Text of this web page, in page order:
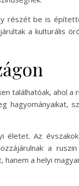
részét be is
a kulturális
találhatóak, ahol
hagyományaikat,
Az
a
a helyi